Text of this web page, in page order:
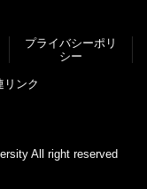
プライバシーポリ
シー
リンク
All right reserved